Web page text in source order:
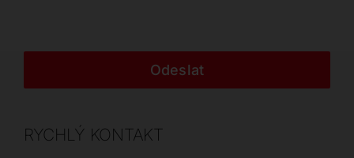
Odeslat
RYCHLÝ KONTAKT